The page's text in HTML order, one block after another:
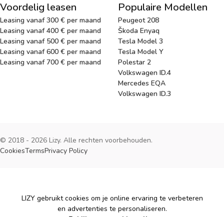
Voordelig leasen
Leasing vanaf 300 € per maand
Leasing vanaf 400 € per maand
Leasing vanaf 500 € per maand
Leasing vanaf 600 € per maand
Leasing vanaf 700 € per maand
Populaire Modellen
Peugeot 208
Škoda Enyaq
Tesla Model 3
Tesla Model Y
Polestar 2
Volkswagen ID.4
Mercedes EQA
Volkswagen ID.3
© 2018 - 2026 Lizy. Alle rechten voorbehouden.
CookiesTermsPrivacy Policy
Cookies
LIZY gebruikt cookies om je online ervaring te verbeteren
en advertenties te personaliseren.